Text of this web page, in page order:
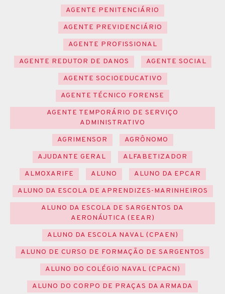
AGENTE PENITENCIÁRIO
AGENTE PREVIDENCIÁRIO
AGENTE PROFISSIONAL
AGENTE REDUTOR DE DANOS
AGENTE SOCIAL
AGENTE SOCIOEDUCATIVO
AGENTE TÉCNICO FORENSE
AGENTE TEMPORÁRIO DE SERVIÇO
ADMINISTRATIVO
AGRIMENSOR
AGRÔNOMO
AJUDANTE GERAL
ALFABETIZADOR
ALMOXARIFE
ALUNO
ALUNO DA EPCAR
ALUNO DA ESCOLA DE APRENDIZES-MARINHEIROS
ALUNO DA ESCOLA DE SARGENTOS DA
AERONÁUTICA (EEAR)
ALUNO DA ESCOLA NAVAL (CPAEN)
ALUNO DE CURSO DE FORMAÇÃO DE SARGENTOS
ALUNO DO COLÉGIO NAVAL (CPACN)
ALUNO DO CORPO DE PRAÇAS DA ARMADA